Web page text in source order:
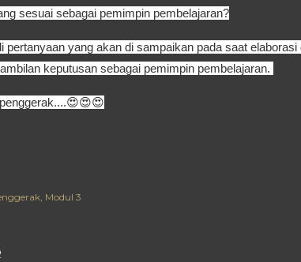
sesuai sebagai pemimpin pembelajaran?
pertanyaan yang akan di sampaikan pada saat
keputusan sebagai pemimpin pembelajaran.
Modul 3